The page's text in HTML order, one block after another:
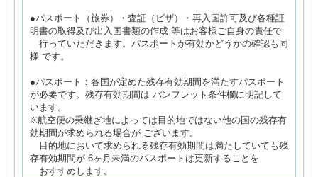
●パスポート（旅券）・査証（ビザ）・再入国許可及び各種証
明書の取得及び出入国書類の作成 等はお客様ご自身の責任で
行っていただきます。パスポートが有効かどうかの確認も同
様 です。
●パスポート：各国が定めた残存有効期間を満たすパスポート
が必要です。残存有効期間は パンフレット条件欄に明記して
います。
※航空便の乗継ぎ地によっては目的地ではない他の国の残存有
効期間が求められる場合が ございます。
目的地において求められる残存有効期間は満たしていても残
存有効期間が 6ヶ月未満のパスポートは更新することを
おすすめします。